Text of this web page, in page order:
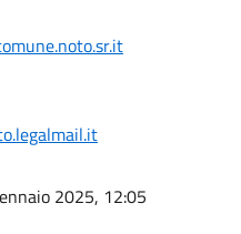
2025, 12:05